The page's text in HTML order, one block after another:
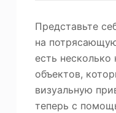
Представьте
на
есть
объектов,
визуальную
теперь с